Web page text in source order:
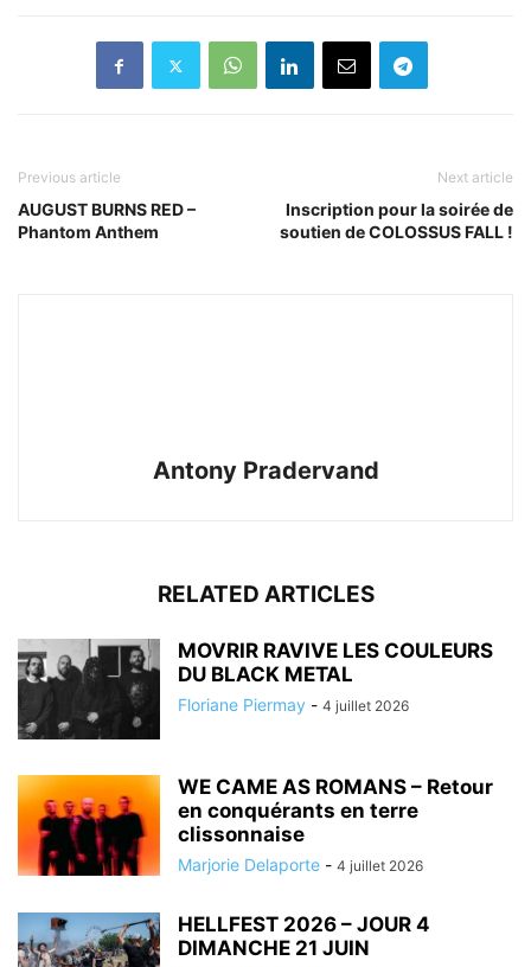
Previous article
AUGUST BURNS RED –
Phantom Anthem
Next article
Inscription pour la soirée de
soutien de COLOSSUS FALL !
Antony Pradervand
RELATED ARTICLES
MOVRIR RAVIVE LES COULEURS
DU BLACK METAL
Floriane Piermay - 4 juillet 2026
WE CAME AS ROMANS – Retour
en conquérants en terre
clissonnaise
Marjorie Delaporte - 4 juillet 2026
HELLFEST 2026 – JOUR 4
DIMANCHE 21 JUIN